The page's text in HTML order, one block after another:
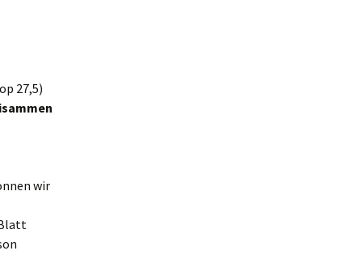
27,5)
wir